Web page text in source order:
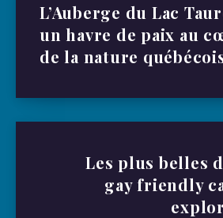
L’Auberge du Lac
un havre de paix au
de la nature
Les plus belles
gay friendly